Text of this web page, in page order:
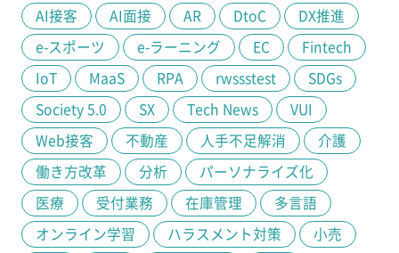
AI接客
AI面接 AR DtoC
DX推進
e-スポーツ
e-ラーニング EC
Fintech
IoT
MaaS RPA rwssstest
SDGs
Society 5.0
SX Tech News
VUI
Web接客
不動産 人手不足解消
介護
働き方改革
分析
パーソナライズ化
医療
受付業務 在庫管理
多言語
オンライン学習
ハラスメント対策
小売